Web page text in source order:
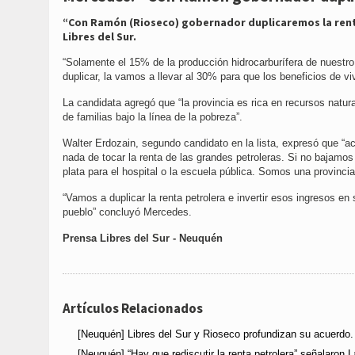
“Con Ramón (Rioseco) gobernador duplicaremos la
Libres del Sur.
“Solamente el 15% de la producción hidrocarburífera de
duplicar, la vamos a llevar al 30% para que los beneficios de
La candidata agregó que “la provincia es rica en recursos
de familias bajo la línea de la pobreza”.
Walter Erdozain, segundo candidato en la lista, expresó que
nada de tocar la renta de las grandes petroleras. Si no
plata para el hospital o la escuela pública. Somos una
“Vamos a duplicar la renta petrolera e invertir esos ingresos
pueblo” concluyó Mercedes.
Prensa Libres del Sur - Neuquén
Artículos Relacionados
[Neuquén] Libres del Sur y Rioseco profundizan su acuerdo.